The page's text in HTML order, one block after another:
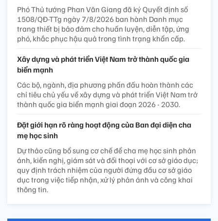
Phó Thủ tướng Phan Văn Giang đã ký Quyết định số
1508/QĐ-TTg ngày 7/8/2026 ban hành Danh mục
trang thiết bị bảo đảm cho huấn luyện, diễn tập, ứng
phó, khắc phục hậu quả trong tình trạng khẩn cấp.
Xây dựng và phát triển Việt Nam trở thành quốc gia
biển mạnh
Các bộ, ngành, địa phương phấn đấu hoàn thành các
chỉ tiêu chủ yếu về xây dựng và phát triển Việt Nam trở
thành quốc gia biển mạnh giai đoạn 2026 - 2030.
Đặt giới hạn rõ ràng hoạt động của Ban đại diện cha
mẹ học sinh
Dự thảo cũng bổ sung cơ chế để cha mẹ học sinh phản
ánh, kiến nghị, giám sát và đối thoại với cơ sở giáo dục;
quy định trách nhiệm của người đứng đầu cơ sở giáo
dục trong việc tiếp nhận, xử lý phản ánh và công khai
thông tin.